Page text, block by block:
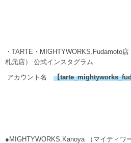
・TARTE・MIGHTYWORKS.Fudamoto
札元店） 公式インスタグラム
アカウント名 【
●MIGHTYWORKS.Kanoya （マイティワ